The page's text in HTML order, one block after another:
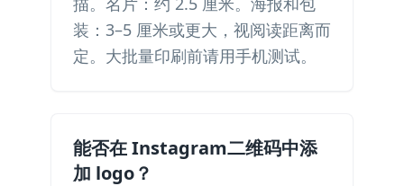
装：3–5 厘米或更大，视阅读距离而
定。大批量印刷前请用手机测试。
能否在 Instagram二维码中添
加 logo？